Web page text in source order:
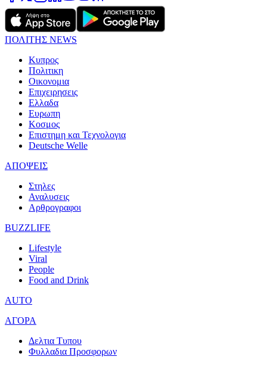
ΠΟΛΙΤΗΣ NEWS
Κυπρος
Πολιτικη
Οικονομια
Επιχειρησεις
Ελλαδα
Ευρωπη
Κοσμος
Επιστημη και Τεχνολογια
Deutsche Welle
ΑΠΟΨΕΙΣ
Στηλες
Αναλυσεις
Αρθρογραφοι
BUZZLIFE
Lifestyle
Viral
People
Food and Drink
AUTO
ΑΓΟΡΑ
Δελτια Τυπου
Φυλλαδια Προσφορων